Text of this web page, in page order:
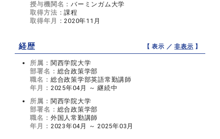
授与機関名：バーミンガム大学
取得方法：課程
取得年月：2020年11月
経歴 【 表示 ／非表示 】
所属： 関西学院大学
部署名： 総合政策学部
職名： 総合政策学部英語常勤講師
年月： 2025年04月 ～ 継続中
所属： 関西学院大学
部署名： 総合政策学部
職名： 外国人常勤講師
年月： 2023年04月 ～ 2025年03月